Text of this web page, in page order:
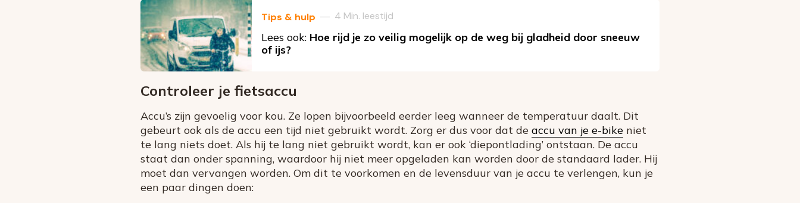
Tips & hulp — 4 Min. leestijd
Lees ook: Hoe rijd je zo veilig mogelijk op de weg bij gladheid door sneeuw
of ijs?
Controleer je fietsaccu
Accu’s zijn gevoelig voor kou. Ze lopen bijvoorbeeld eerder leeg wanneer de temperatuur daalt. Dit
gebeurt ook als de accu een tijd niet gebruikt wordt. Zorg er dus voor dat de accu van je e-bike niet
te lang niets doet. Als hij te lang niet gebruikt wordt, kan er ook ‘diepontlading’ ontstaan. De accu
staat dan onder spanning, waardoor hij niet meer opgeladen kan worden door de standaard lader. Hij
moet dan vervangen worden. Om dit te voorkomen en de levensduur van je accu te verlengen, kun je
een paar dingen doen: